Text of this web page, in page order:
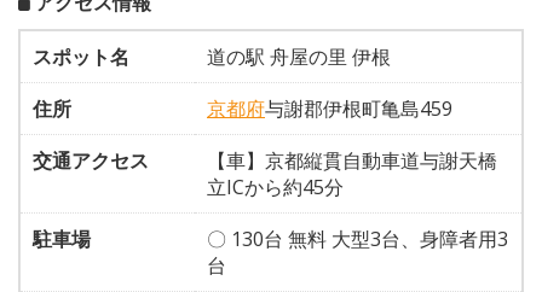
スポット名
道の駅 舟屋の里 伊根
住所
京都府与謝郡伊根町亀島459
交通アクセス
【車】京都縦貫自動車道与謝天橋
立ICから約45分
駐車場
〇 130台 無料 大型3台、身障者用3
台